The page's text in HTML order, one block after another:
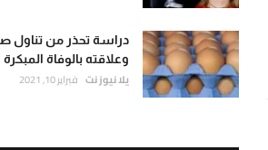
دراسة تحذر من تناول
وعلاقته بالوفاة المبكرة
يلا نيوز نت فبراير 10, 2021